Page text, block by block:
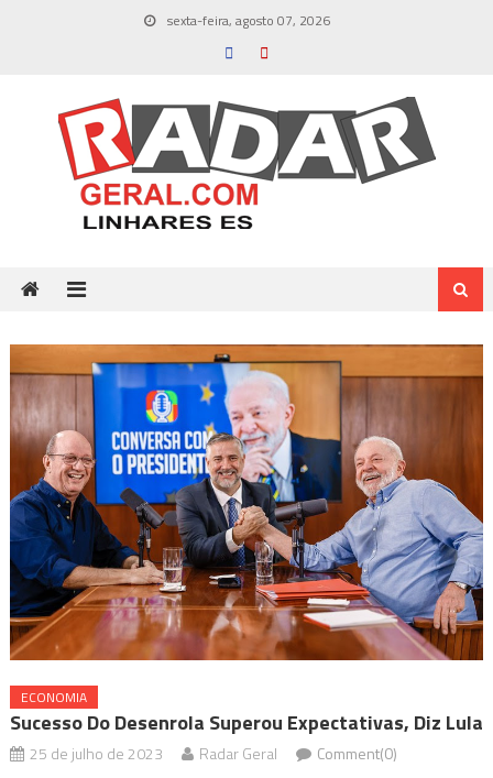
sexta-feira, agosto 07, 2026
ECONOMIA
Sucesso Do Desenrola Superou Expectativas, Diz Lula
25 de julho de 2023 Radar Geral Comment(0)